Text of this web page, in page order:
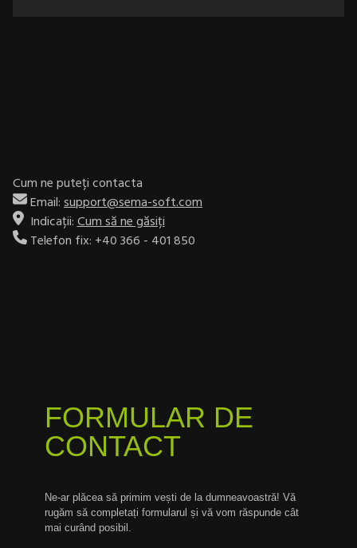
Cum ne puteți contacta
Email: support@sema-soft.com
Indicații: Cum să ne găsiți
Telefon fix: +40 366 - 401 850
FORMULAR DE
CONTACT
Ne-ar plăcea să primim vești de la dumneavoastră! Vă
rugăm să completați formularul și vă vom răspunde cât
mai curând posibil.